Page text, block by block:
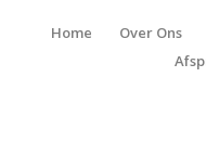
Home Over Ons